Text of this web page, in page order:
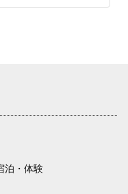
泊・体験